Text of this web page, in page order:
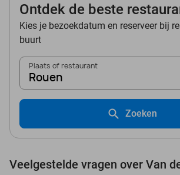
Ontdek de beste
Kies je bezoekdatum en reserveer bij
buurt
Plaats of restaurant
Rouen
Zoeken
Veelgestelde vragen over Van